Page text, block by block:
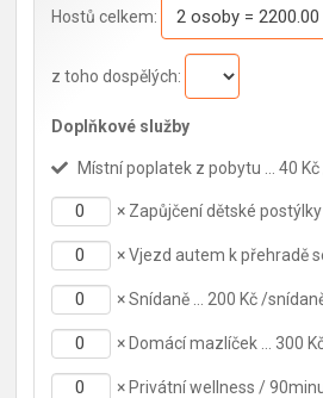
Hostů celkem:
z toho dospělých:
Doplňkové služby
Místní poplatek z pobytu … 40
× Zapůjčení dětské
×Vjezd autem k přehradě
×Snídaně … 200 Kč /
× Domácí mazlíček … 300
× Privátní wellness /